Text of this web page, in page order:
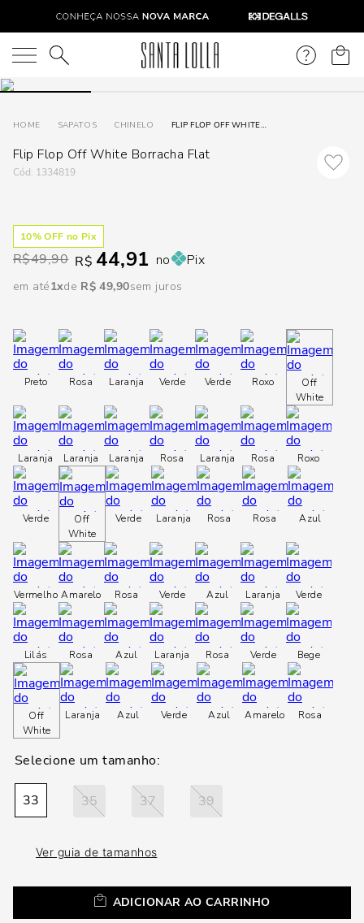
O que você está procurando?
SAPATOS CHINELO FLIP FLOP OFF WHITE BORRACHA FLAT
Flip Flop Off White Borracha Flat
: 1334819
10% OFF no Pix
R$49,90 R$ 44,91 no Pix
em até1 R$ 49,90sem juros
Preto Rosa Laranja Verde Verde Roxo
Off
White
Laranja Laranja Laranja Rosa Laranja Rosa Roxo
Verde
Off
White
Verde Laranja Rosa Rosa Azul
Vermelho Amarelo Rosa Verde Azul Laranja Verde
Lilás Rosa Azul Laranja Rosa Verde Bege
Off
White
Laranja Azul Verde Azul Amarelo Rosa
33 35 37 39
Ver guia de tamanhos
ADICIONAR AO CARRINHO